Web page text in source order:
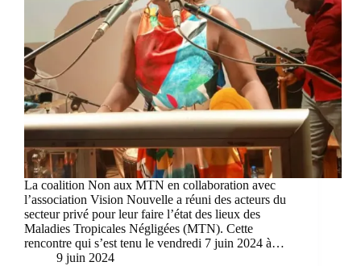
La coalition Non aux MTN en collaboration avec
l’association Vision Nouvelle a réuni des acteurs du
secteur privé pour leur faire l’état des lieux des
Maladies Tropicales Négligées (MTN). Cette
rencontre qui s’est tenu le vendredi 7 juin 2024 à…
9 juin 2024